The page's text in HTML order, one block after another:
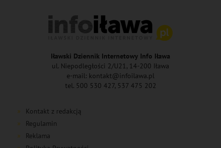
Iławski Dziennik Internetowy Info Iława
ul. Niepodległości 2/U21, 14-200 Iława
e-mail: kontakt@infoilawa.pl
tel. 500 530 427, 537 475 202
Kontakt z redakcją
Regulamin
Reklama